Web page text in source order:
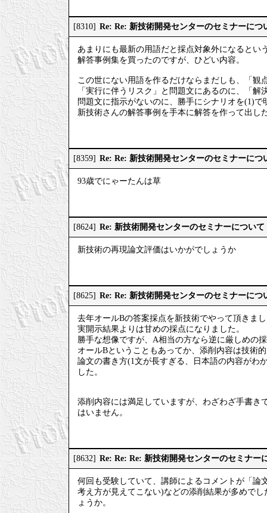
[8310] Re: Re: 新技術開発センターのセミナーにつ
あまりにも最新の用語だと採点対象外になるとい
解答事例集を買ったのですが、ひどい内容。
この世にない用語を作るだけならまだしも、「観
「実行に伴うリスク」と問題文にあるのに、「
問題文に指示がないのに、勝手にシナリオを(1)で
新技術さんの解答事例を手本に解答を作って出し
[8359] Re: Re: 新技術開発センターのセミナーにつ
93歳でにゃーたんは草
[8624] Re: 新技術開発センターのセミナーについて
新技術の再現論文評価はいかがでしょうか
[8625] Re: Re: 新技術開発センターのセミナーにつ
去年オールBの答案採点を新技術でやって頂きま
実開示結果よりは甘めの採点になりました。
勝手な想像ですが、A相当の方なら逆に厳しめの
オールBということもあってか、添削内容は技術
論文の書き方(1文が長すぎる、日本語の内容がわ
した。
添削内容には満足していますが、わざわざ手書き
はいません。
[8632] Re: Re: Re: 新技術開発センターのセミナー
何回も受験していて、講師によるコメントが「論
考え方が見えてこない)などの添削結果が多めで
ょうか。